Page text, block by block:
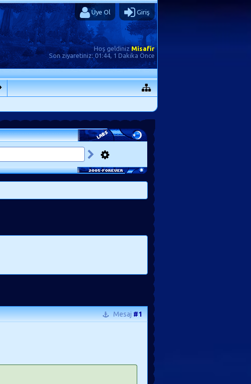
Üye Ol Giriş
Hoş geldiniz Misafir
Son ziyaretiniz:01:44, 1 Dakika Önce
Mesaj#1